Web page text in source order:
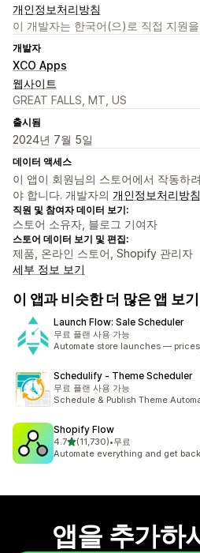
개인정보처리방침
이 개발자는 한국어(으)로 직접 지원
개발자
XCO Apps
웹사이트
GREAT FALLS, MT, US
출시됨
2024년 7월 5일
데이터 액세스
이 앱이 회원님의 스토어에서 작동하
야 합니다. 개발자의 개인정보처리방침
직원 및 참여자 데이터 보기:
스토어 소유자, 블로그 기여자
스토어 데이터 보기 및 편집:
제품, 온라인 스토어, Shopify 관리자
세부 정보 보기
이 앱과 비슷한 더 많은 앱 보기
Launch Flow: Sale Scheduler
무료 플랜 사용 가능
Automate store launches —
Schedulify ‑ Theme Scheduler
무료 플랜 사용 가능
Schedule & Publish Theme
Shopify Flow
4.7별 5개 중
(11,730)
총 리뷰 11730개
•무료
Automate everything and get
앱을 추가하